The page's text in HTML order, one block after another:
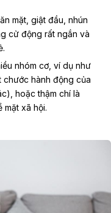
mặt, giật đầu, nhún
cử động rất ngắn và
nhóm cơ, ví dụ như
hành động của
hoặc thậm chí là
xã hội.